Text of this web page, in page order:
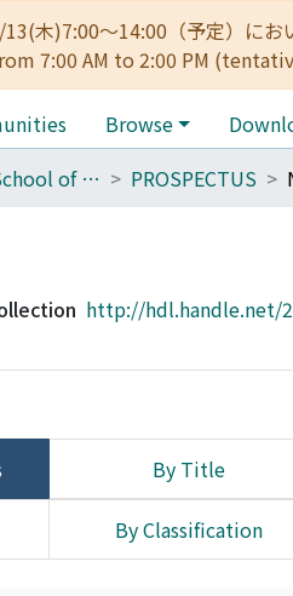
13(木)7:00～14:00（予定）に
7:00 AM to 2:00 PM
Browse
010_Graduate School of Letters PROSPECTUS
http://hdl.handle.net/
By Title
By Classification